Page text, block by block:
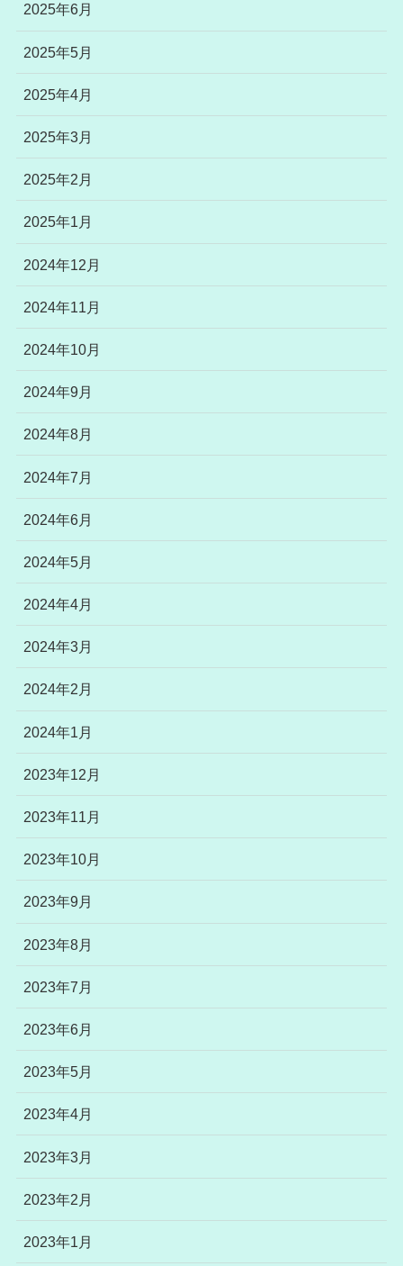
2025年6月
2025年5月
2025年4月
2025年3月
2025年2月
2025年1月
2024年12月
2024年11月
2024年10月
2024年9月
2024年8月
2024年7月
2024年6月
2024年5月
2024年4月
2024年3月
2024年2月
2024年1月
2023年12月
2023年11月
2023年10月
2023年9月
2023年8月
2023年7月
2023年6月
2023年5月
2023年4月
2023年3月
2023年2月
2023年1月